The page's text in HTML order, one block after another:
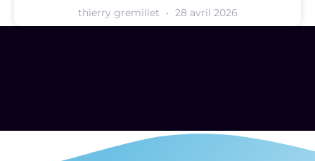
thierry gremillet 28 avril 2026